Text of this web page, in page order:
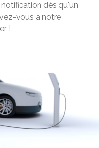
POUR
NISSAN-
Jan 2022 à 06:00
dès qu'un
vous à notre
!